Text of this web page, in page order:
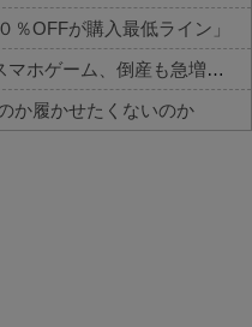
％OFFが購入最低ライン」
【悲報】メディア『”サ終”相次ぐスマホゲーム、倒産も急増。過去最多ペースで推移』
か履かせたくないのか